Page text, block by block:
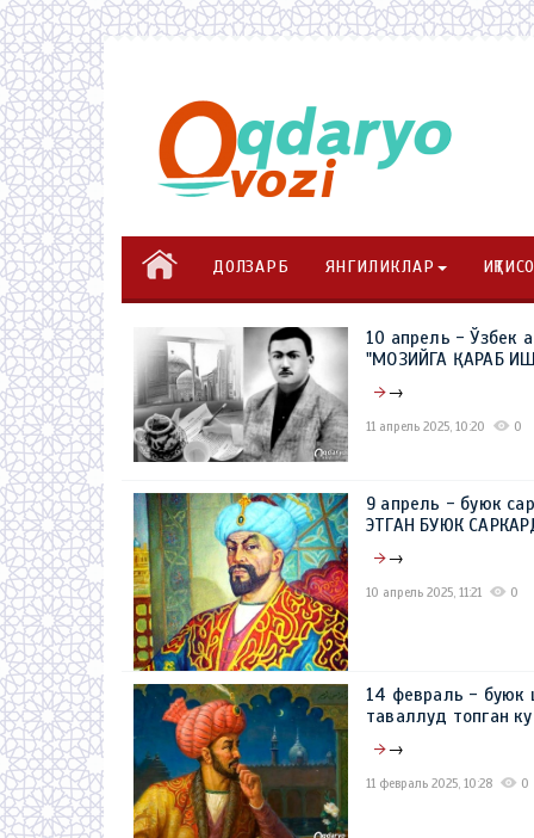
ДОЛЗАРБ ЯНГИЛИКЛАР
10 апрель - Ўзбек
"МОЗИЙГА ҚАРАБ
→
11 апрель 2025, 10:20 0
9 апрель - буюк
ЭТГАН БУЮК
→
10 апрель 2025, 11:21 0
14 февраль - буюк
таваллуд топган
→
11 февраль 2025, 10:28 0